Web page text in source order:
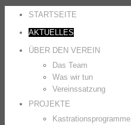
STARTSEITE
AKTUELLES
ÜBER DEN VEREIN
Das Team
Was wir tun
Vereinssatzung
PROJEKTE
Kastrationsprogramme